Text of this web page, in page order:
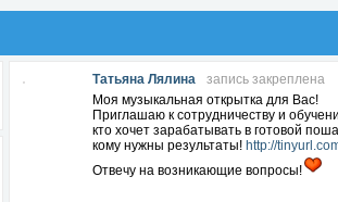
Татьяна Лялина
запись закреплена
Моя музыкальная открытка для Вас!
Приглашаю к сотрудничеству и
кто хочет зарабатывать в готовой
кому нужны результаты! http://
Отвечу на возникающие вопросы!